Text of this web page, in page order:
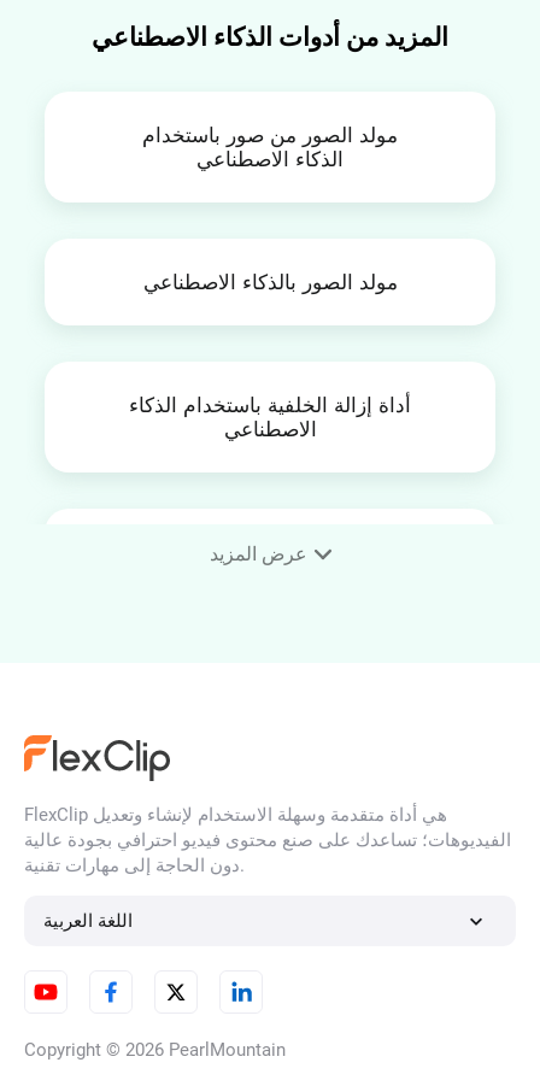
المزيد من أدوات الذكاء الاصطناعي
مولد الصور من صور باستخدام
الذكاء الاصطناعي
مولد الصور بالذكاء الاصطناعي
أداة إزالة الخلفية باستخدام الذكاء
الاصطناعي
أداة تغيير الملابس بالذكاء
كلمات مفتاحية: تحويل من PDF إلى
فيديو بواسطة الذكاء الاصطناعي
عنوان المؤشر: قم بتحويل باوربوينت
عرض المزيد
FlexClip هي أداة متقدمة وسهلة الاستخدام لإنشاء وتعديل
الفيديوهات؛ تساعدك على صنع محتوى فيديو احترافي بجودة عالية
دون الحاجة إلى مهارات تقنية.
اللغة العربية
Copyright © 2026 PearlMountain